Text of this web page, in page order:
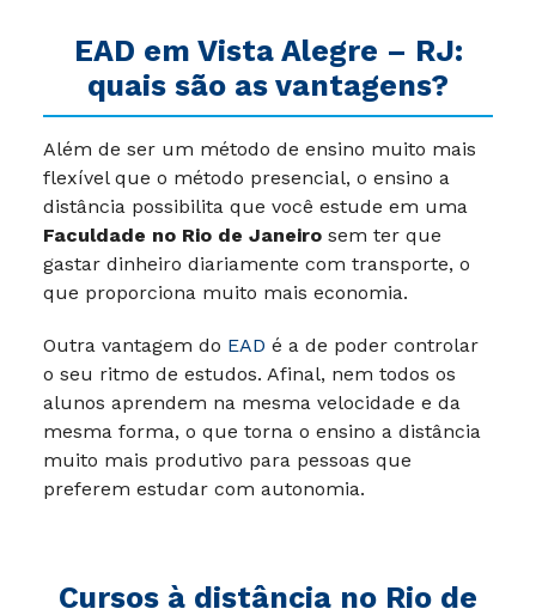
EAD em Vista Alegre – RJ:
quais são as vantagens?
Além de ser um método de ensino muito mais
flexível que o método presencial, o ensino a
distância possibilita que você estude em uma
Faculdade no Rio de Janeiro sem ter que
gastar dinheiro diariamente com transporte, o
que proporciona muito mais economia.
Outra vantagem do EAD é a de poder controlar
o seu ritmo de estudos. Afinal, nem todos os
alunos aprendem na mesma velocidade e da
mesma forma, o que torna o ensino a distância
muito mais produtivo para pessoas que
preferem estudar com autonomia.
Cursos à distância no Rio de